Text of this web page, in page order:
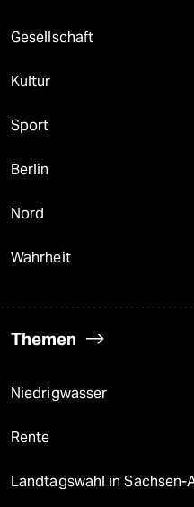
Gesellschaft
Kultur
Sport
Berlin
Nord
Wahrheit
Themen
Niedrigwasser
Rente
Landtagswahl in Sachsen-